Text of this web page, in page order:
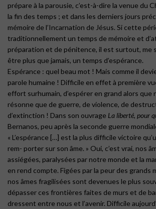
prépare à la parousie, c’est-à-dire la venue du
la fin des temps ; et dans les derniers jours
mémoire de l’Incarnation de Jésus. Si cette
traditionnellement un temps de mémoire et
préparation et de pénitence, il est surtout, me
être plus que jamais, un temps d’espérance.
Espérance : quel beau mot ! Mais comme il
parole humaine ! Difficile en effet à première
effort surhumain, d’espérer en grand alors que
résonne que de guerre, de violence, de
d’extinction ! Dans son ouvrage La liberté, pour
Bernanos, peu après la seconde guerre
« L’espérance […] est la plus difficile victoire
rem- porter sur son âme. » Oui, c’est vrai, nos
assiégées, paralysées par notre monde et la
en rend compte. Figées par la peur des grands
nos âmes fragilisées sont devenues le plus
dépasser ces frontières faites de murs et de
dressent entre nous et l’avenir. Difficile